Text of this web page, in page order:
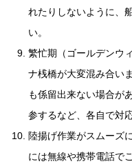
れたりしないように、
い。
繁忙期（ゴールデンウ
ナ桟橋が大変混み合い
も係留出来ない場合が
参するなど、各自で対
陸揚げ作業がスムーズ
には無線や携帯電話で